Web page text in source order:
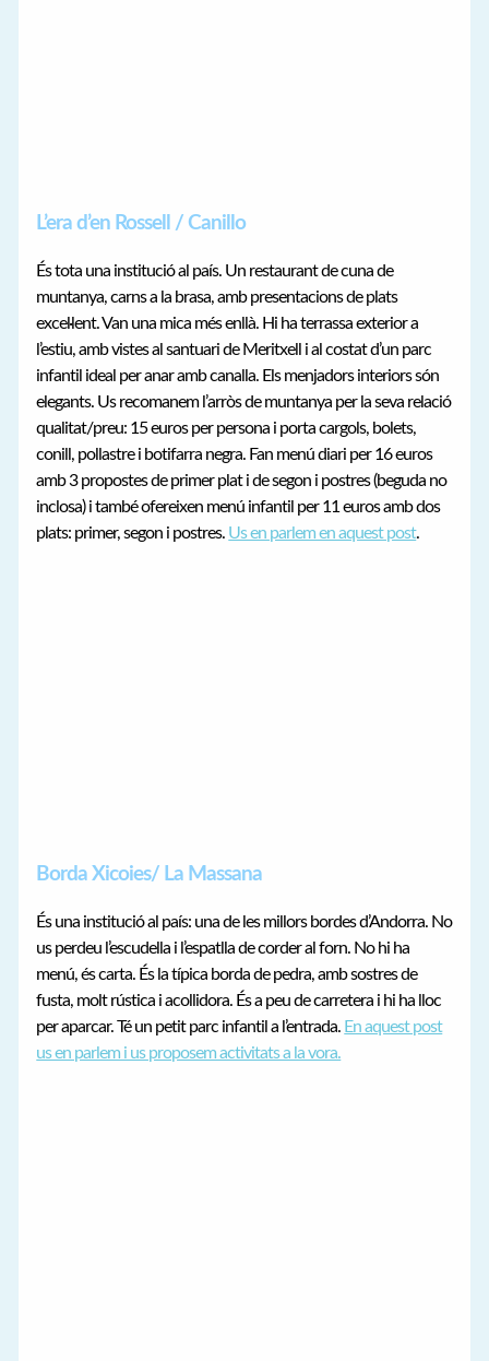
L’era d’en Rossell / Canillo
És tota una institució al país. Un restaurant de cuna de
muntanya, carns a la brasa, amb presentacions de plats
excel·lent. Van una mica més enllà. Hi ha terrassa exterior a
l’estiu, amb vistes al santuari de Meritxell i al costat d’un parc
infantil ideal per anar amb canalla. Els menjadors interiors són
elegants. Us recomanem l’arròs de muntanya per la seva relació
qualitat/preu: 15 euros per persona i porta cargols, bolets,
conill, pollastre i botifarra negra. Fan menú diari per 16 euros
amb 3 propostes de primer plat i de segon i postres (beguda no
inclosa) i també ofereixen menú infantil per 11 euros amb dos
plats: primer, segon i postres. Us en parlem en aquest post.
Borda Xicoies/ La Massana
És una institució al país: una de les millors bordes d’Andorra. No
us perdeu l’escudella i l’espatlla de corder al forn. No hi ha
menú, és carta. És la típica borda de pedra, amb sostres de
fusta, molt rústica i acollidora. És a peu de carretera i hi ha lloc
per aparcar. Té un petit parc infantil a l’entrada. En aquest post
us en parlem i us proposem activitats a la vora.